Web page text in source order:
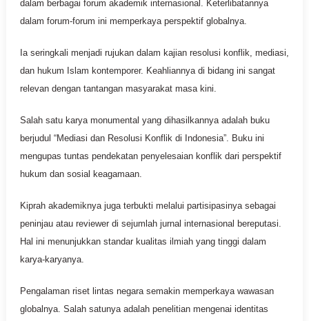
dalam berbagai forum akademik internasional. Keterlibatannya
dalam forum-forum ini memperkaya perspektif globalnya.
Ia seringkali menjadi rujukan dalam kajian resolusi konflik, mediasi,
dan hukum Islam kontemporer. Keahliannya di bidang ini sangat
relevan dengan tantangan masyarakat masa kini.
Salah satu karya monumental yang dihasilkannya adalah buku
berjudul “Mediasi dan Resolusi Konflik di Indonesia”. Buku ini
mengupas tuntas pendekatan penyelesaian konflik dari perspektif
hukum dan sosial keagamaan.
Kiprah akademiknya juga terbukti melalui partisipasinya sebagai
peninjau atau reviewer di sejumlah jurnal internasional bereputasi.
Hal ini menunjukkan standar kualitas ilmiah yang tinggi dalam
karya-karyanya.
Pengalaman riset lintas negara semakin memperkaya wawasan
globalnya. Salah satunya adalah penelitian mengenai identitas